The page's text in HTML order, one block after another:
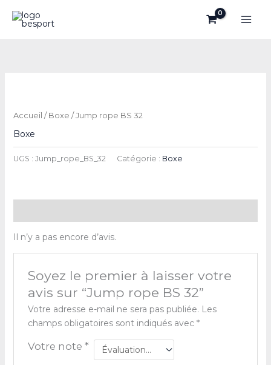
Accueil / Boxe / Jump rope BS 32
Boxe
UGS : Jump_rope_BS_32 Catégorie : Boxe
Il n’y a pas encore d’avis.
Soyez le premier à laisser votre
avis sur “Jump rope BS 32”
Votre adresse e-mail ne sera pas publiée. Les
champs obligatoires sont indiqués avec *
Votre note *